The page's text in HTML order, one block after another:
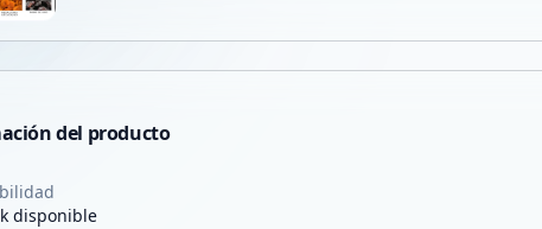
del producto
disponible